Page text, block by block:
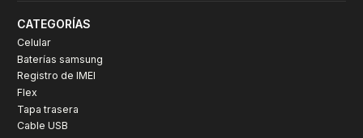
CATEGORÍAS
Celular
Baterías samsung
Registro de IMEI
Flex
Tapa trasera
Cable USB